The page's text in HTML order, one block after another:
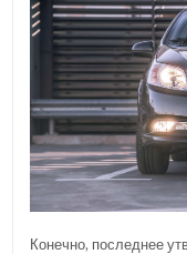
Конечно, последнее